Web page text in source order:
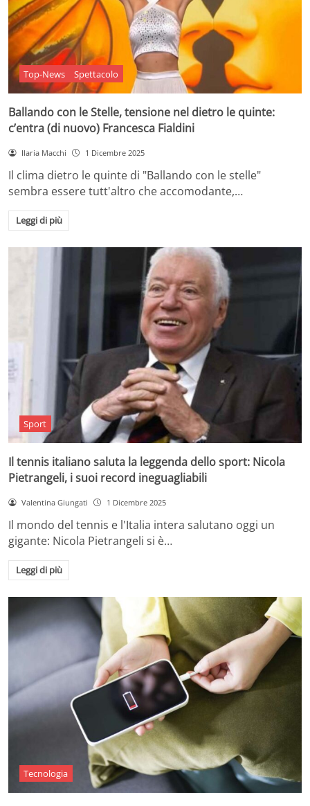
Top-News Spettacolo
Ballando con le Stelle, tensione nel dietro le quinte:
c’entra (di nuovo) Francesca Fialdini
Ilaria Macchi 1 Dicembre 2025
Il clima dietro le quinte di "Ballando con le stelle"
sembra essere tutt'altro che accomodante,…
Leggi di più
Sport
Il tennis italiano saluta la leggenda dello sport: Nicola
Pietrangeli, i suoi record ineguagliabili
Valentina Giungati 1 Dicembre 2025
Il mondo del tennis e l'Italia intera salutano oggi un
gigante: Nicola Pietrangeli si è…
Leggi di più
Tecnologia